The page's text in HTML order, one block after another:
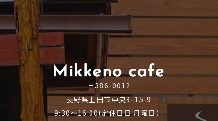
〒386-0012
長野県上田市中央3-15-9
9:30～16:00(定休日日.月曜日）